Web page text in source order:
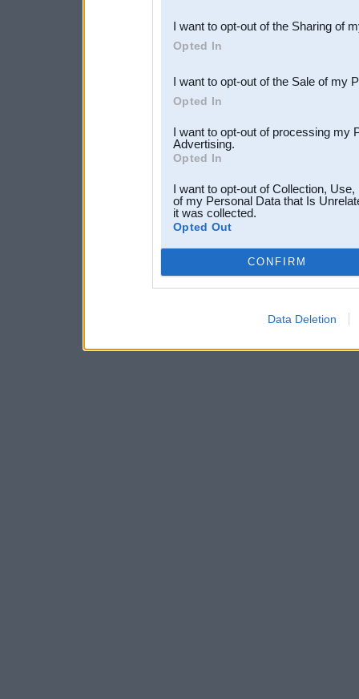
Downstream Participants
third parties.
I want to opt-out of the Sharing of
Opted In
I want to opt-out of the Sale of my
Opted In
I want to opt-out of processing my
Advertising.
Opted In
I want to opt-out of Collection,
of my Personal Data that Is
it was collected.
Opted Out
CONFIRM
Data Deletion